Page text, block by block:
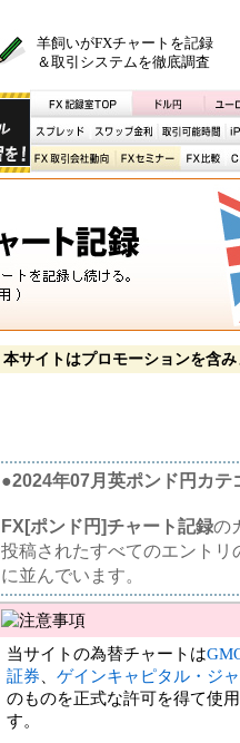
羊飼いがFXチャートを記録
＆取引システムを徹底調査
本サイトはプロモーションを含み
●2024年07月英ポンド円カテ
FX[ポンド円]チャート記録の
投稿されたすべてのエント
に並んでいます。
当サイトの為替チャートは
証券
ゲインキャピタル・ジ
のものを正式な許可を得て使
す。